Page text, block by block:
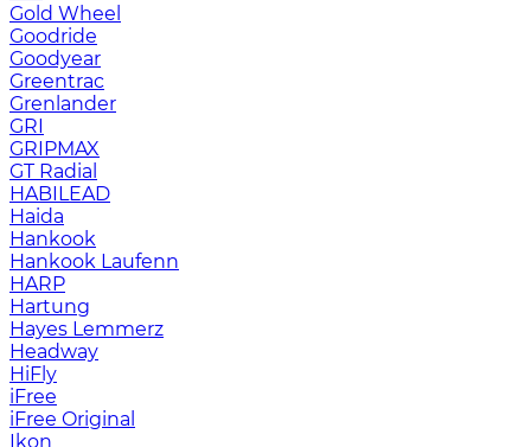
Gold Wheel
Goodride
Goodyear
Greentrac
Grenlander
GRI
GRIPMAX
GT Radial
HABILEAD
Haida
Hankook
Hankook Laufenn
HARP
Hartung
Hayes Lemmerz
Headway
HiFly
iFree
iFree Original
Ikon